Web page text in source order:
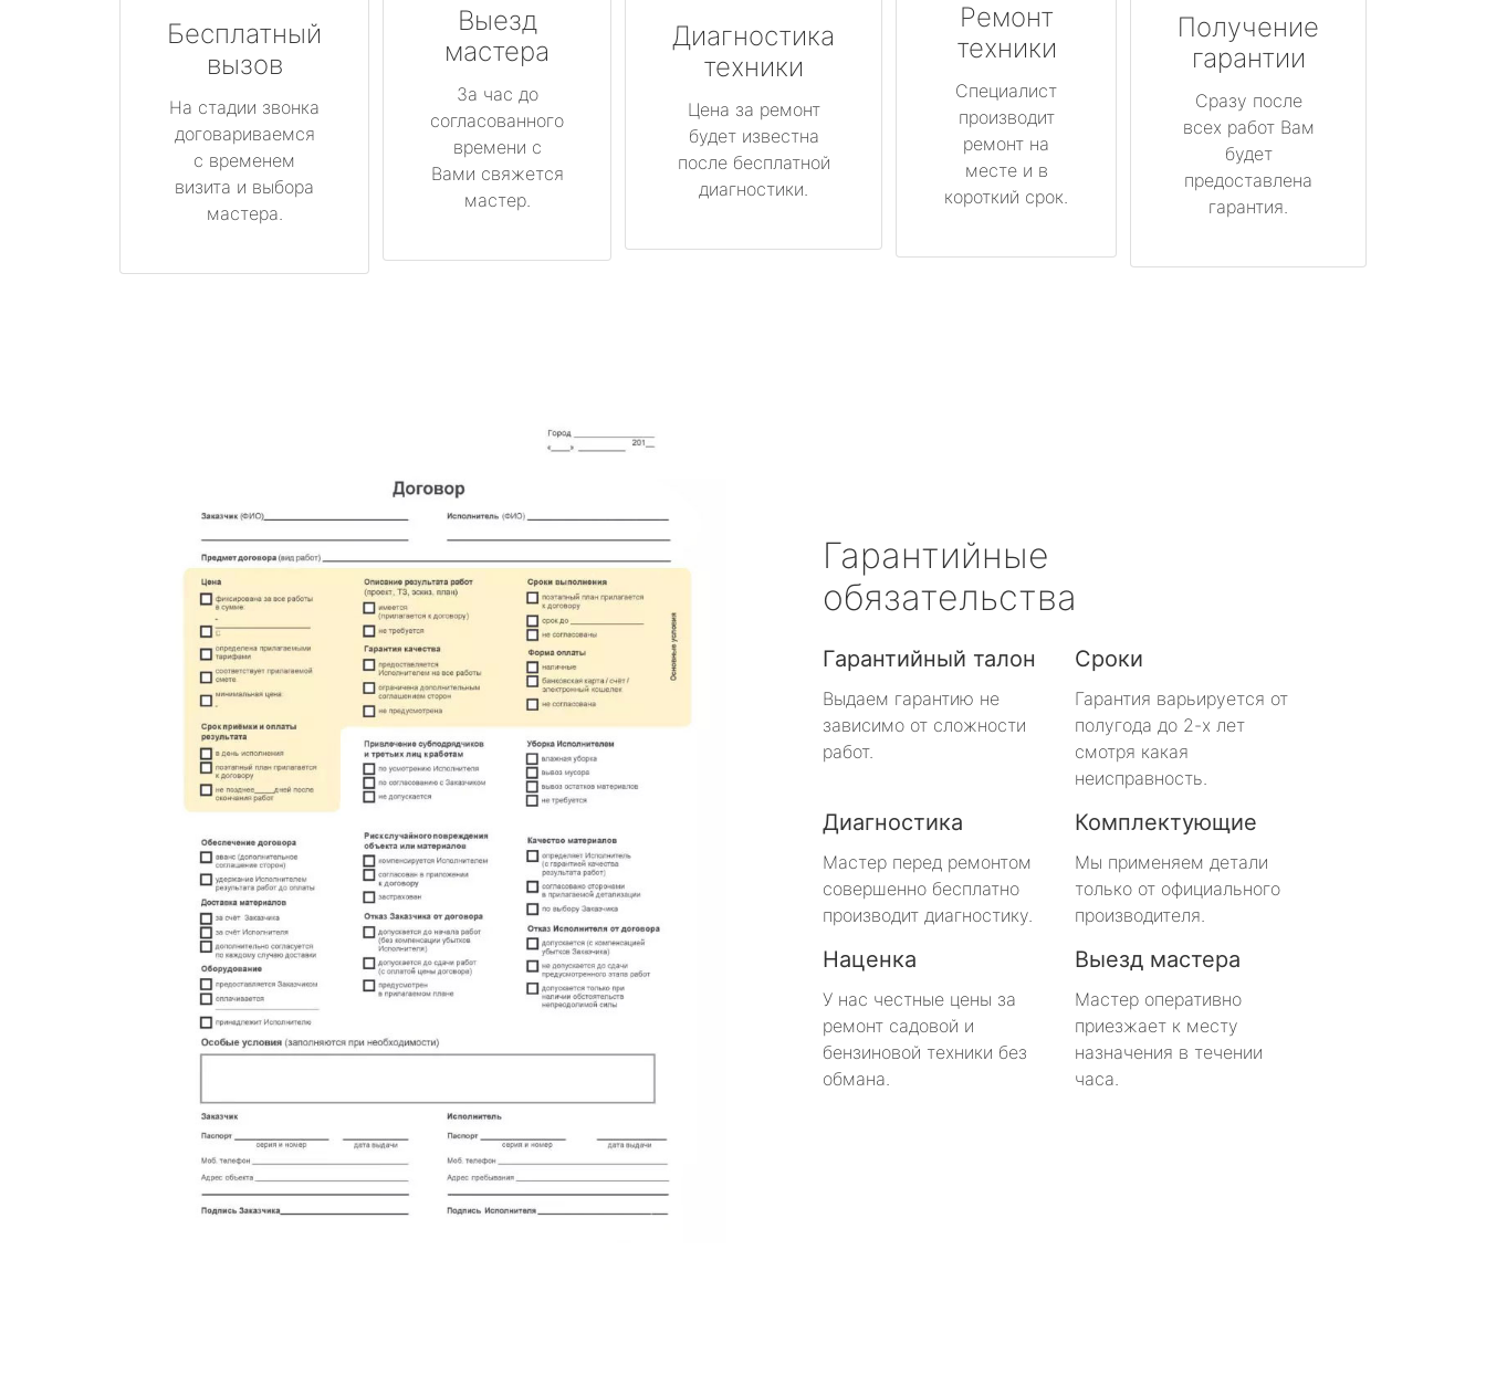
Бесплатный
вызов
На стадии звонка
договариваемся
с временем
визита и выбора
мастера.
Выезд
мастера
За час до
согласованного
времени с
Вами свяжется
мастер.
Диагностика
техники
Цена за ремонт
будет известна
после бесплатной
диагностики.
Ремонт
техники
Специалист
производит
ремонт на
месте и в
короткий срок.
Получение
гарантии
Сразу после
всех работ Вам
будет
предоставлена
гарантия.
Гарантийные
обязательства
Гарантийный талон
Выдаем гарантию не
зависимо от сложности
работ.
Сроки
Гарантия варьируется от
полугода до 2-х лет
смотря какая
неисправность.
Диагностика
Мастер перед ремонтом
совершенно бесплатно
производит диагностику.
Комплектующие
Мы применяем детали
только от официального
производителя.
Наценка
У нас честные цены за
ремонт садовой и
бензиновой техники без
обмана.
Выезд мастера
Мастер оперативно
приезжает к месту
назначения в течении
часа.